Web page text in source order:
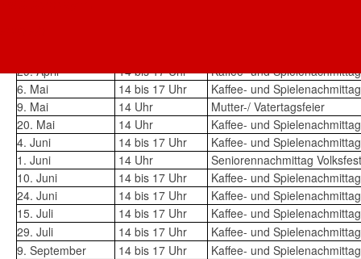
29. April
14 bis 17 Uhr
Kaffee- und Spielenachmittag
6. Mai
14 bis 17 Uhr
Kaffee- und Spielenachmittag
9. Mai
14 Uhr
Mutter-/ Vatertagsfeier
20. Mai
14 Uhr
Kaffee- und Spielenachmittag
4. Juni
14 bis 17 Uhr
Kaffee- und Spielenachmittag
1. Juni
14 Uhr
Seniorennachmittag Volksfest
10. Juni
14 bis 17 Uhr
Kaffee- und Spielenachmittag
24. Juni
14 bis 17 Uhr
Kaffee- und Spielenachmittag
15. Juli
14 bis 17 Uhr
Kaffee- und Spielenachmittag
29. Juli
14 bis 17 Uhr
Kaffee- und Spielenachmittag
9. September
14 bis 17 Uhr
Kaffee- und Spielenachmittag